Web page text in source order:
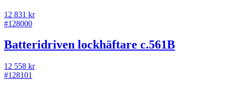
12 831 kr
#128000
Batteridriven lockhäftare c.561B
12 558 kr
#128101